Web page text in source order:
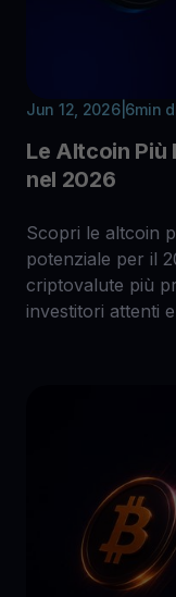
Jun 12, 2026| 6min
Le Altcoin Più
nel 2026
Scopri le altcoin
potenziale per il
criptovalute più
investitori attenti